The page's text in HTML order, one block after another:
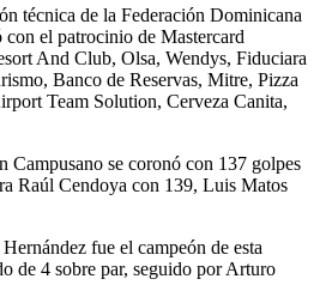
técnica de la Federación Dominicana
el patrocinio de Mastercard
And Club, Olsa, Wendys, Fiduciara
Banco de Reservas, Mitre, Pizza
Team Solution, Cerveza Canita,
Campusano se coronó con 137 golpes
Raúl Cendoya con 139, Luis Matos
fue el campeón de esta
de 4 sobre par, seguido por Arturo